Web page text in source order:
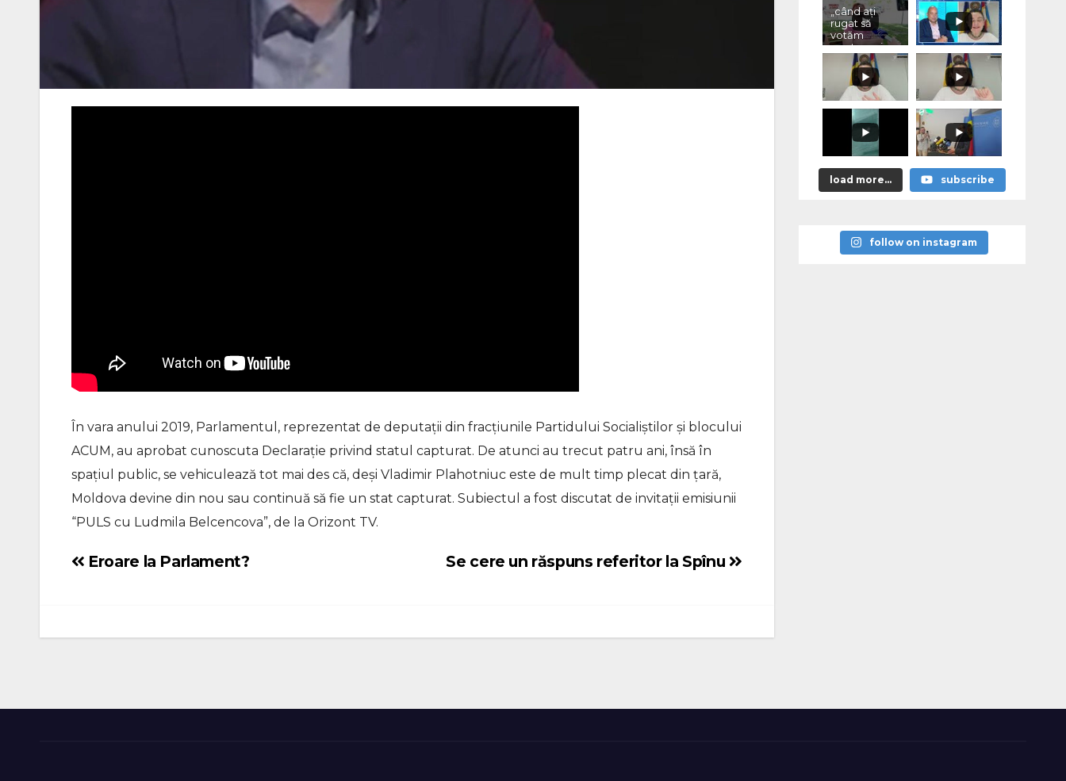
În vara anului 2019, Parlamentul, reprezentat de deputații din fracțiunile Partidului Socialiștilor și blocului
ACUM, au aprobat cunoscuta Declarație privind statul capturat. De atunci au trecut patru ani, însă în
spațiul public, se vehiculează tot mai des că, deși Vladimir Plahotniuc este de mult timp plecat din țară,
Moldova devine din nou sau continuă să fie un stat capturat. Subiectul a fost discutat de invitații emisiunii
“PULS cu Ludmila Belcencova”, de la Orizont TV.
Navigare
Se cere un răspuns referitor la Spînu
Eroare la Parlament?
„când ați
rugat să
votăm
pentru voi,
ce ați
promis?"
load more... subscribe
follow on instagram